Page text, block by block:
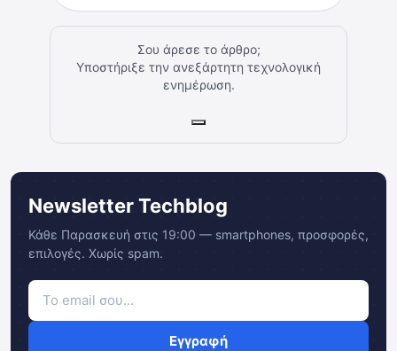
Σου άρεσε το άρθρο;
Υποστήριξε την ανεξάρτητη τεχνολογική
ενημέρωση.
Newsletter Techblog
Κάθε Παρασκευή στις 19:00 — smartphones, προσφορές,
επιλογές. Χωρίς spam.
Εγγραφή